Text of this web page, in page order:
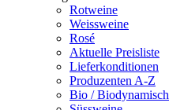
Rotweine
Weissweine
Rosé
Aktuelle Preisliste
Lieferkonditionen
Produzenten A-Z
Bio / Biodynamisch